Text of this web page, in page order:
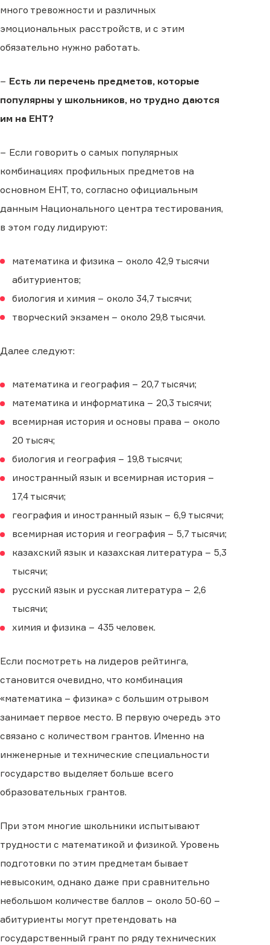
много тревожности и различных
эмоциональных расстройств, и с этим
обязательно нужно работать.
− Есть ли перечень предметов, которые
популярны у школьников, но трудно даются
им на ЕНТ?
− Если говорить о самых популярных
комбинациях профильных предметов на
основном ЕНТ, то, согласно официальным
данным Национального центра тестирования,
в этом году лидируют:
математика и физика − около 42,9 тысячи
абитуриентов;
биология и химия − около 34,7 тысячи;
творческий экзамен − около 29,8 тысячи.
Далее следуют:
математика и география − 20,7 тысячи;
математика и информатика − 20,3 тысячи;
всемирная история и основы права − около
20 тысяч;
биология и география − 19,8 тысячи;
иностранный язык и всемирная история −
17,4 тысячи;
география и иностранный язык − 6,9 тысячи;
всемирная история и география − 5,7 тысячи;
казахский язык и казахская литература − 5,3
тысячи;
русский язык и русская литература − 2,6
тысячи;
химия и физика − 435 человек.
Если посмотреть на лидеров рейтинга,
становится очевидно, что комбинация
«математика – физика» с большим отрывом
занимает первое место. В первую очередь это
связано с количеством грантов. Именно на
инженерные и технические специальности
государство выделяет больше всего
образовательных грантов.
При этом многие школьники испытывают
трудности с математикой и физикой. Уровень
подготовки по этим предметам бывает
невысоким, однако даже при сравнительно
небольшом количестве баллов − около 50-60 −
абитуриенты могут претендовать на
государственный грант по ряду технических